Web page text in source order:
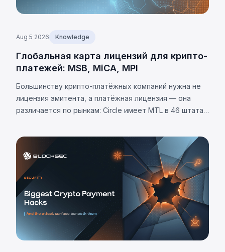
Aug 5 2026 Knowledge
Глобальная карта лицензий для крипто-
платежей: MSB, MiCA, MPI
Большинству крипто-платёжных компаний нужна не
лицензия эмитента, а платёжная лицензия — она
различается по рынкам: Circle имеет MTL в 46 штатах